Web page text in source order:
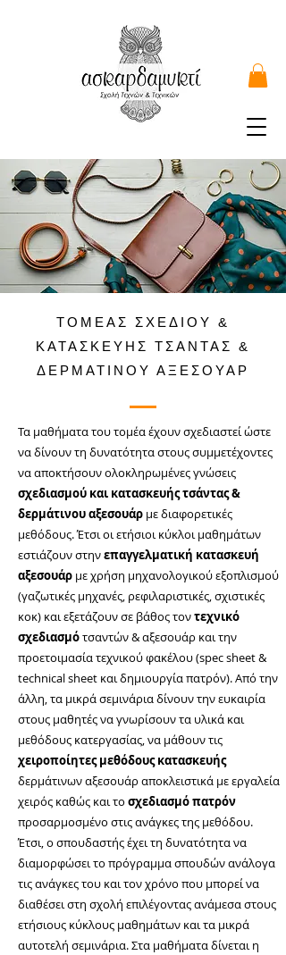
ΤΟΜΕΑΣ ΣΧΕΔΙΟΥ &
ΚΑΤΑΣΚΕΥΗΣ ΤΣΑΝΤΑΣ &
ΔΕΡΜΑΤΙΝΟΥ ΑΞΕΣΟΥΑΡ
Τα μαθήματα του τομέα έχουν σχεδιαστεί ώστε
να δίνουν τη δυνατότητα στους συμμετέχοντες
να αποκτήσουν ολοκληρωμένες γνώσεις
σχεδιασμού και κατασκευής τσάντας &
δερμάτινου αξεσουάρ με διαφορετικές
μεθόδους. Έτσι οι ετήσιοι κύκλοι μαθημάτων
εστιάζουν στηνεπαγγελματική κατασκευή
αξεσουάρ με χρήση μηχανολογικού εξοπλισμού
(γαζωτικές μηχανές, ρεφιλαριστικές, σχιστικές
κοκ) και εξετάζουν σε βάθος τοντεχνικό
σχεδιασμότσαντών & αξεσουάρ και την
προετοιμασία τεχνικού φακέλου (spec sheet &
technical sheet και δημιουργία πατρόν). Από την
άλλη, τα μικρά σεμινάρια δίνουν την ευκαιρία
στους μαθητές να γνωρίσουν τα υλικά και
μεθόδους κατεργασίας, να μάθουν τις
χειροποίητες μεθόδους κατασκευής
δερμάτινων αξεσουάρ αποκλειστικά με εργαλεία
χειρός καθώς και το σχεδιασμό πατρόν
προσαρμοσμένο στις ανάγκες της μεθόδου.
Έτσι, ο σπουδαστής έχει τη δυνατότητα να
διαμορφώσει το πρόγραμμα σπουδών ανάλογα
τις ανάγκες του και τον χρόνο που μπορεί να
διαθέσει στη σχολή επιλέγοντας ανάμεσα στους
ετήσιους κύκλους μαθημάτων και τα μικρά
αυτοτελή σεμινάρια. Στα μαθήματα δίνεται η